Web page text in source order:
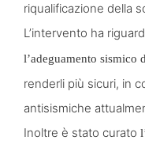
riqualificazione della
L’intervento ha
l’adeguamento sismico
renderli più sicuri, in
antisismiche
Inoltre è stato curato